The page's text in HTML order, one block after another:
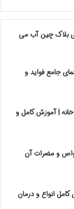
بلاک چین آب می
جامع فواید و
| آموزش کامل و
و مضرات آن
انواع و درمان